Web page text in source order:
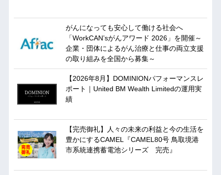
がんになっても安心して働ける社会へ
「WorkCAN’sがんアワード 2026」を開催～
企業・団体によるがん治療と仕事の両立支援
の取り組みを全国から募集～
【2026年8月】DOMINIONパフォーマンスレ
ポート｜United BM Wealth Limitedの運用実
績
【完売御礼】人々の未来の利益と今の生活を
豊かにするCAMEL『CAMEL80号 鳥取境港
市系統連携蓄電池シリーズ 完売』